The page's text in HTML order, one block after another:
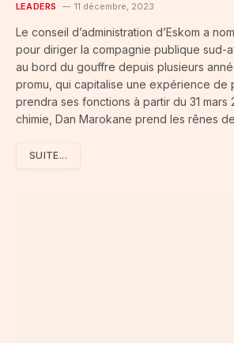
LEADERS 11 décembre, 2023
Le conseil d’administration d’Eskom a
pour diriger la compagnie publique sud-
au bord du gouffre depuis plusieurs
promu, qui capitalise une expérience de
prendra ses fonctions à partir du 31 mars
chimie, Dan Marokane prend les rênes
SUITE...